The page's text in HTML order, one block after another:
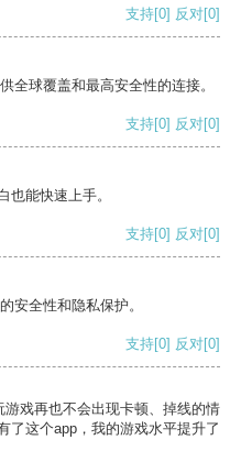
支持[0] 反对[0]
全球覆盖和最高安全性的连接。
支持[0] 反对[0]
也能快速上手。
支持[0] 反对[0]
安全性和隐私保护。
支持[0] 反对[0]
戏再也不会出现卡顿、掉线的情
了这个app，我的游戏水平提升了